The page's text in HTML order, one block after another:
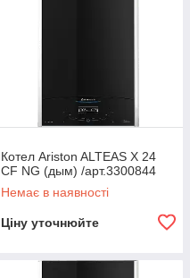
Котел Ariston ALTEAS X 24
CF NG (дым) /арт.3300844
Немає в наявності
Ціну уточнюйте